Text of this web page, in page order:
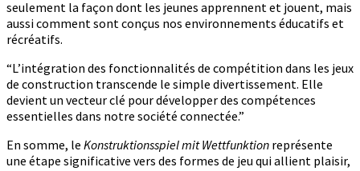
seulement la façon dont les jeunes apprennent et jouent, mais
aussi comment sont conçus nos environnements éducatifs et
récréatifs.
“L’intégration des fonctionnalités de compétition dans les jeux
de construction transcende le simple divertissement. Elle
devient un vecteur clé pour développer des compétences
essentielles dans notre société connectée.”
En somme, le Konstruktionsspiel mit Wettfunktion représente
une étape significative vers des formes de jeu qui allient plaisir,